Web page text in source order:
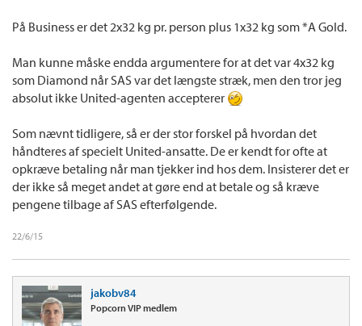
På Business er det 2x32 kg pr. person plus 1x32 kg som *A Gold.
Man kunne måske endda argumentere for at det var 4x32 kg
som Diamond når SAS var det længste stræk, men den tror jeg
absolut ikke United-agenten accepterer
Som nævnt tidligere, så er der stor forskel på hvordan det
håndteres af specielt United-ansatte. De er kendt for ofte at
opkræve betaling når man tjekker ind hos dem. Insisterer det er
der ikke så meget andet at gøre end at betale og så kræve
pengene tilbage af SAS efterfølgende.
22/6/15
jakobv84
Popcorn VIP medlem